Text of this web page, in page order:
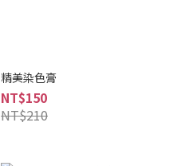
精美染色膏
NT$150
NT$210